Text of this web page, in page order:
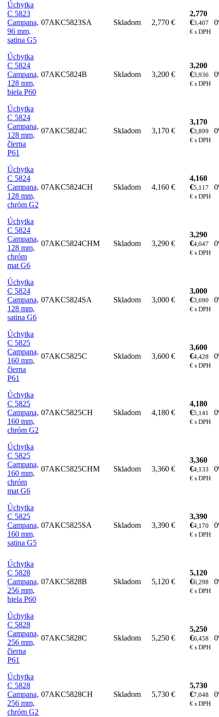
Úchytka
C 5823
Campana,
96 mm,
satina G5
07AKC5823SA Skladom 2,770 €
2,770
€3,407
€ s DPH
Úchytka
C 5824
Campana,
128 mm,
biela P60
07AKC5824B Skladom 3,200 €
3,200
€3,936
€ s DPH
Úchytka
C 5824
Campana,
128 mm,
čierna
P61
07AKC5824C Skladom 3,170 €
3,170
€3,899
€ s DPH
Úchytka
C 5824
Campana,
128 mm,
chróm G2
07AKC5824CH Skladom 4,160 €
4,160
€5,117
€ s DPH
Úchytka
C 5824
Campana,
128 mm,
chróm
mat G6
07AKC5824CHM Skladom 3,290 €
3,290
€4,047
€ s DPH
Úchytka
C 5824
Campana,
128 mm,
satina G6
07AKC5824SA Skladom 3,000 €
3,000
€3,690
€ s DPH
Úchytka
C 5825
Campana,
160 mm,
čierna
P61
07AKC5825C Skladom 3,600 €
3,600
€4,428
€ s DPH
Úchytka
C 5825
Campana,
160 mm,
chróm G2
07AKC5825CH Skladom 4,180 €
4,180
€5,141
€ s DPH
Úchytka
C 5825
Campana,
160 mm,
chróm
mat G6
07AKC5825CHM Skladom 3,360 €
3,360
€4,133
€ s DPH
Úchytka
C 5825
Campana,
160 mm,
satina G5
07AKC5825SA Skladom 3,390 €
3,390
€4,170
€ s DPH
Úchytka
C 5828
Campana,
256 mm,
biela P60
07AKC5828B Skladom 5,120 €
5,120
€6,298
€ s DPH
Úchytka
C 5828
Campana,
256 mm,
čierna
P61
07AKC5828C Skladom 5,250 €
5,250
€6,458
€ s DPH
Úchytka
C 5828
Campana,
256 mm,
chróm G2
07AKC5828CH Skladom 5,730 €
5,730
€7,048
€ s DPH